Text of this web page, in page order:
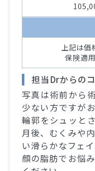
上記は価
保険適
担当Drからの
写真は術前から
少ない方ですが
輪郭をシュッと
月後、むくみや
い滑らかなフェ
顔の脂肪でお悩